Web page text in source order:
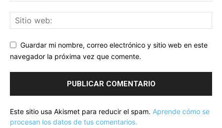
Guardar mi nombre, correo electrónico y sitio web en este
navegador la próxima vez que comente.
Este sitio usa Akismet para reducir el spam. Aprende cómo se
procesan los datos de tus comentarios.